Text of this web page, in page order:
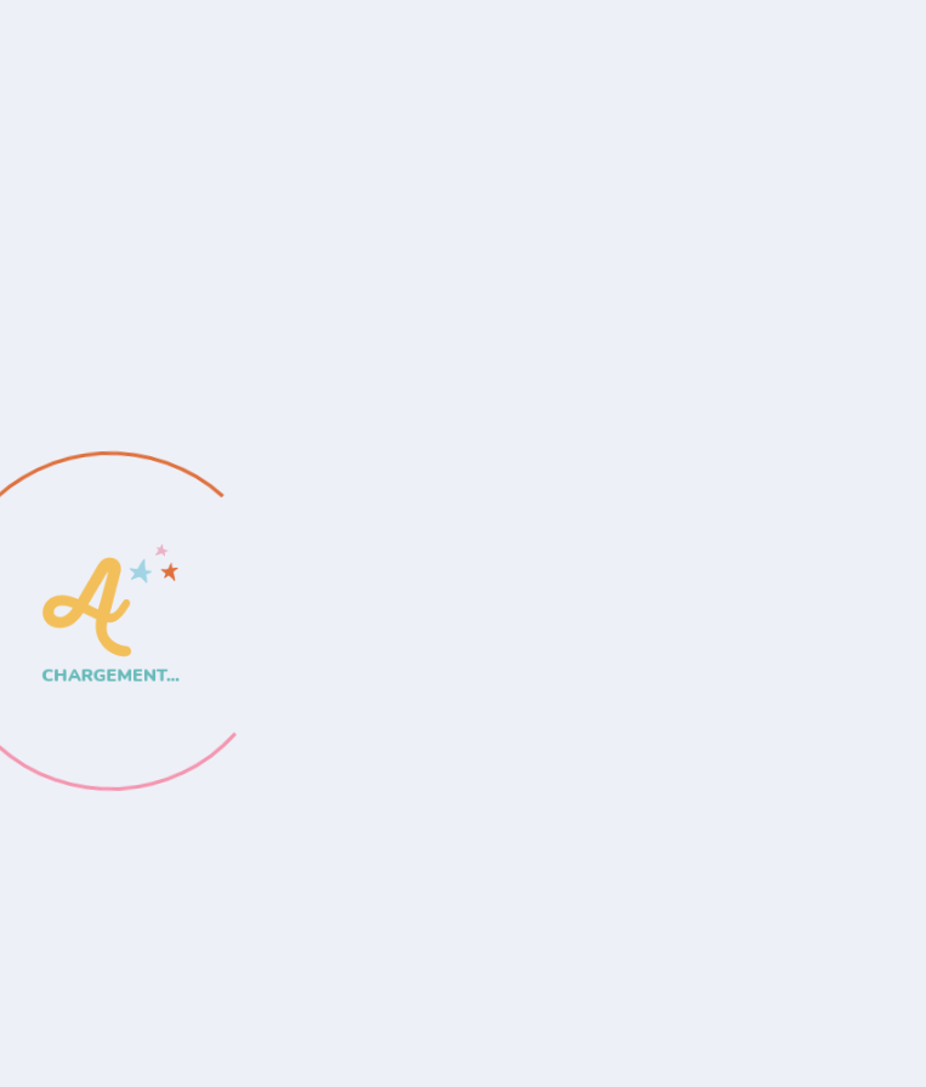
CHARGEMENT...